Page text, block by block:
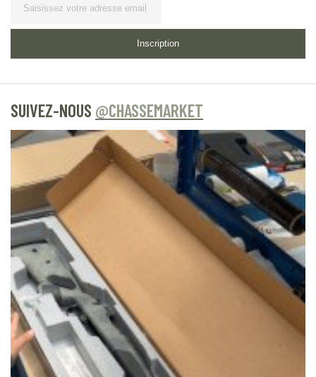
Inscription
SUIVEZ-NOUS @CHASSEMARKET